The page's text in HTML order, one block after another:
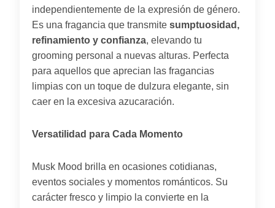
independientemente de la expresión de género.
Es una fragancia que transmite sumptuosidad,
refinamiento y confianza, elevando tu
grooming personal a nuevas alturas. Perfecta
para aquellos que aprecian las fragancias
limpias con un toque de dulzura elegante, sin
caer en la excesiva azucaración.
Versatilidad para Cada Momento
Musk Mood brilla en ocasiones cotidianas,
eventos sociales y momentos románticos. Su
carácter fresco y limpio la convierte en la